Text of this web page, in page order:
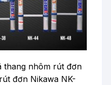
thang nhôm rút đơn
đơn Nikawa NK-